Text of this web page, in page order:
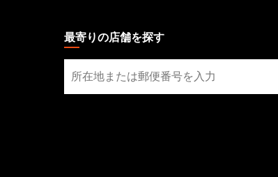
GATHERING最寄りの店舗を探す
寄
り